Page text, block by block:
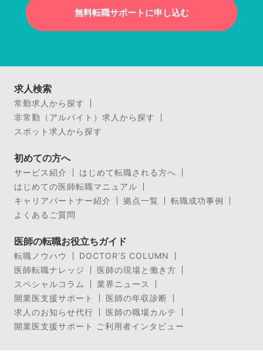
無料転職サポートに申し込む
求人検索
常勤求人から探す
非常勤（アルバイト）求人から探す
スポット求人から探す
初めての方へ
サービス紹介
はじめて転職される方へ
はじめての医師転職マニュアル
キャリアパートナー紹介
拠点一覧
転職成功事例
よくあるご質問
医師の転職お役立ちガイド
転職ノウハウ
DOCTOR’S COLUMN
医師転職ナレッジ
医師の現場と働き方
スペシャルコラム
業界ニュース
開業医支援サポート
医師の年収診断
求人のお知らせ代行
医師の職場カルテ
開業医支援サポート ご利用者インタビュー